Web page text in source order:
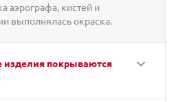
аэрографа, кистей и
выполнялась окраска.
покрываются